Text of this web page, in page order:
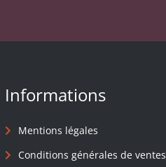
Informations
Mentions légales
Conditions générales de ventes